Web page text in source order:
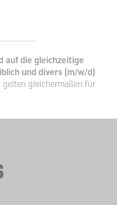
auf die gleichzeitige
und divers (m/w/d)
gleichermaßen für